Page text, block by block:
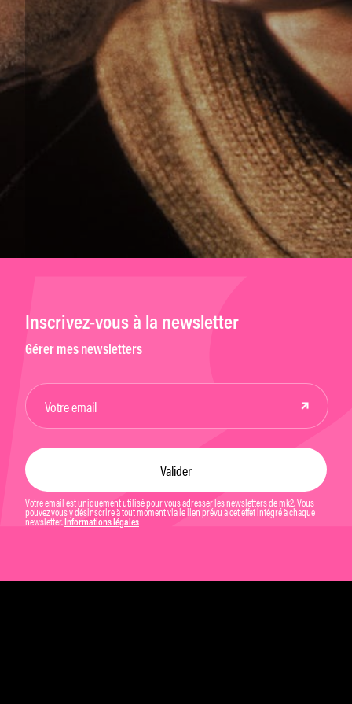
Inscrivez-vous à la newsletter
Gérer mes newsletters
Votre email est uniquement utilisé pour vous adresser les newsletters de mk2. Vous
pouvez vous y désinscrire à tout moment via le lien prévu à cet effet intégré à chaque
newsletter. Informations légales